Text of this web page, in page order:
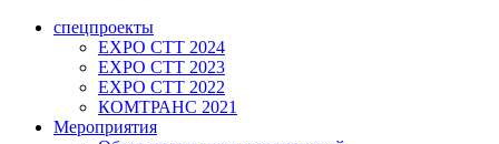
спецпроекты
EXPO CTT 2024
EXPO CTT 2023
EXPO CTT 2022
КОМТРАНС 2021
Мероприятия